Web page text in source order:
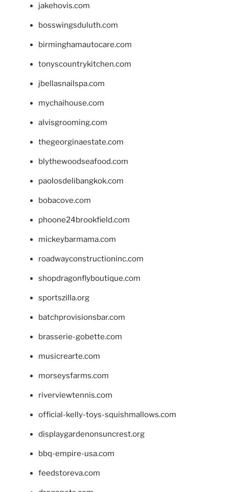
jakehovis.com
bosswingsduluth.com
birminghamautocare.com
tonyscountrykitchen.com
jbellasnailspa.com
mychaihouse.com
alvisgrooming.com
thegeorginaestate.com
blythewoodseafood.com
paolosdelibangkok.com
bobacove.com
phoone24brookfield.com
mickeybarmama.com
roadwayconstructioninc.com
shopdragonflyboutique.com
sportszilla.org
batchprovisionsbar.com
brasserie-gobette.com
musicrearte.com
morseysfarms.com
riverviewtennis.com
official-kelly-toys-squishmallows.com
displaygardenonsuncrest.org
bbq-empire-usa.com
feedstoreva.com